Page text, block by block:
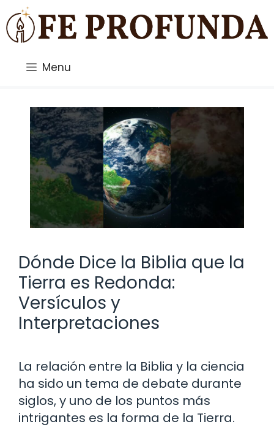
Saltar
al
contenido
Menu
Dónde Dice la Biblia que la
Tierra es Redonda:
Versículos y
Interpretaciones
La relación entre la Biblia y la ciencia
ha sido un tema de debate durante
siglos, y uno de los puntos más
intrigantes es la forma de la Tierra.